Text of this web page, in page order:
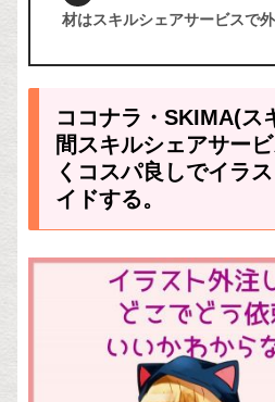
材はスキルシェアサービスで外
ココナラ・SKIMA(ス
間スキルシェアサー
くコスパ良しでイラ
イドする。